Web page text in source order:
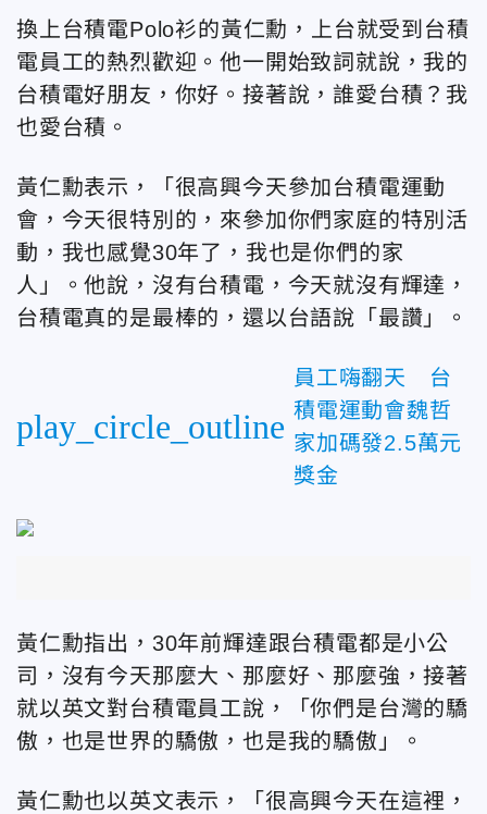
換上台積電Polo衫的黃仁勳，上台就受到台積
電員工的熱烈歡迎。他一開始致詞就說，我的
台積電好朋友，你好。接著說，誰愛台積？我
也愛台積。
黃仁勳表示，「很高興今天參加台積電運動
會，今天很特別的，來參加你們家庭的特別活
動，我也感覺30年了，我也是你們的家
人」。他說，沒有台積電，今天就沒有輝達，
台積電真的是最棒的，還以台語說「最讚」。
play_circle_outline
員工嗨翻天 台
積電運動會魏哲
家加碼發2.5萬元
獎金
黃仁勳指出，30年前輝達跟台積電都是小公
司，沒有今天那麼大、那麼好、那麼強，接著
就以英文對台積電員工說，「你們是台灣的驕
傲，也是世界的驕傲，也是我的驕傲」。
黃仁勳也以英文表示，「很高興今天在這裡，